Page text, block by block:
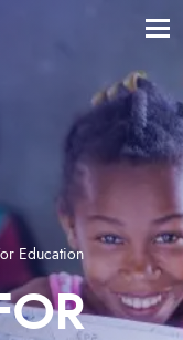
Education